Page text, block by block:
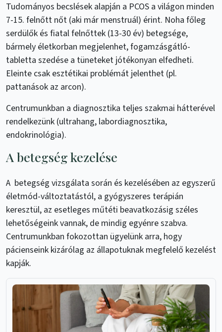
Tudományos becslések alapján a PCOS a világon minden
7-15. felnőtt nőt (aki már menstruál) érint. Noha főleg
serdülők és fiatal felnőttek (13-30 év) betegsége,
bármely életkorban megjelenhet, fogamzásgátló-
tabletta szedése a tüneteket jótékonyan elfedheti.
Eleinte csak esztétikai problémát jelenthet (pl.
pattanások az arcon).
Centrumunkban a diagnosztika teljes szakmai hátterével
rendelkezünk (ultrahang, labordiagnosztika,
endokrinológia).
A betegség kezelése
A betegség vizsgálata során és kezelésében az egyszerű
életmód-változtatástól, a gyógyszeres terápián
keresztül, az esetleges műtéti beavatkozásig széles
lehetőségeink vannak, de mindig egyénre szabva.
Centrumunkban fokozottan ügyelünk arra, hogy
pácienseink kizárólag az állapotuknak megfelelő kezelést
kapják.